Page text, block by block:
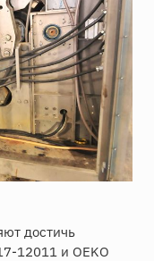
достичь
12011 и OEKO